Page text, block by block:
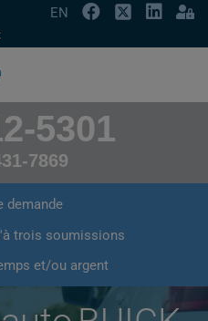
EN
5301
7869
demande
trois soumissions
et/ou argent